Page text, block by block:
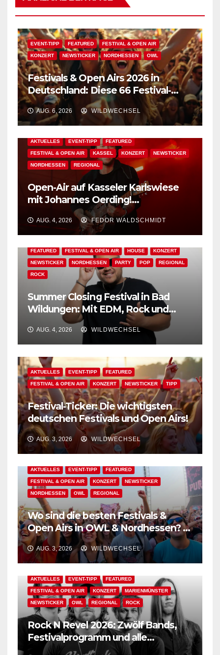
EVENT-TIPP FEATURED FESTIVAL & OPEN AIR
KONZERT NEWSTICKER NORDHESSEN OWL
Festivals & Open Airs 2026 in
Deutschland: Diese 66 Festival-
Events warten auf Dich!
AUG. 6, 2026 WILDWECHSEL
AKTUELLES EVENT-TIPP FEATURED
FESTIVAL & OPEN AIR KASSEL KONZERT NEWSTICKER
NORDHESSEN REGIONAL
Open-Air auf Kasseler Karlswiese
mit Johannes Oerding!
Zusatzkontingent an Tickets
erhältlich!
AUG. 4, 2026 FEDOR WALDSCHMIDT
FEATURED FESTIVAL & OPEN AIR HOUSE KONZERT
NEWSTICKER NORDHESSEN PARTY POP REGIONAL
ROCK
Summer Closing Festival in Bad
Wildungen: Mit EDM, Rock und
Festivalflair klingt der Sommer aus!
AUG. 4, 2026 WILDWECHSEL
AKTUELLES EVENT-TIPP FEATURED
FESTIVAL & OPEN AIR KONZERT NEWSTICKER TIPP
Festival-Ticker: Die wichtigsten
deutschen Festivals und Open Airs!
AUG. 3, 2026 WILDWECHSEL
AKTUELLES EVENT-TIPP FEATURED
FESTIVAL & OPEN AIR KONZERT NEWSTICKER
NORDHESSEN OWL REGIONAL
Wo sind die besten Festivals &
Open Airs in OWL & Nordhessen? –
Der Ww-Festival-Planer!
AUG. 3, 2026 WILDWECHSEL
AKTUELLES EVENT-TIPP FEATURED
FESTIVAL & OPEN AIR KONZERT MARIENMÜNSTER
NEWSTICKER OWL REGIONAL ROCK
Rock N Revel 2026: Zwölf Bands,
Festivalprogramm und alle
wichtigen Informationen!